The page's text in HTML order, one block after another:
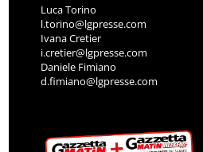
Luca Torino
l.torino@lgpresse.com
Ivana Cretier
i.cretier@lgpresse.com
Daniele Fimiano
d.fimiano@lgpresse.com